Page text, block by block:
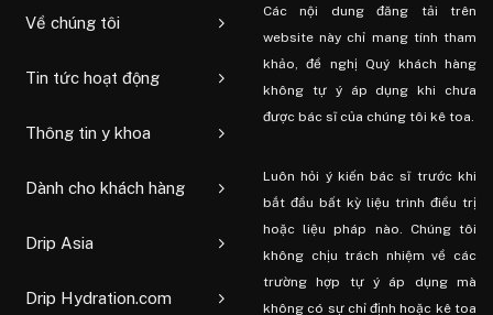
Về chúng tôi
Tin tức hoạt động
Thông tin y khoa
Dành cho khách hàng
Drip Asia
Drip Hydration.com
Các nội dung đăng tải trên
website này chỉ mang tính tham
khảo, đề nghị Quý khách hàng
không tự ý áp dụng khi chưa
được bác sĩ của chúng tôi kê toa.
Luôn hỏi ý kiến ​​bác sĩ trước khi
bắt đầu bất kỳ liệu trình điều trị
hoặc liệu pháp nào. Chúng tôi
không chịu trách nhiệm về các
trường hợp tự ý áp dụng mà
không có sự chỉ định hoặc kê toa